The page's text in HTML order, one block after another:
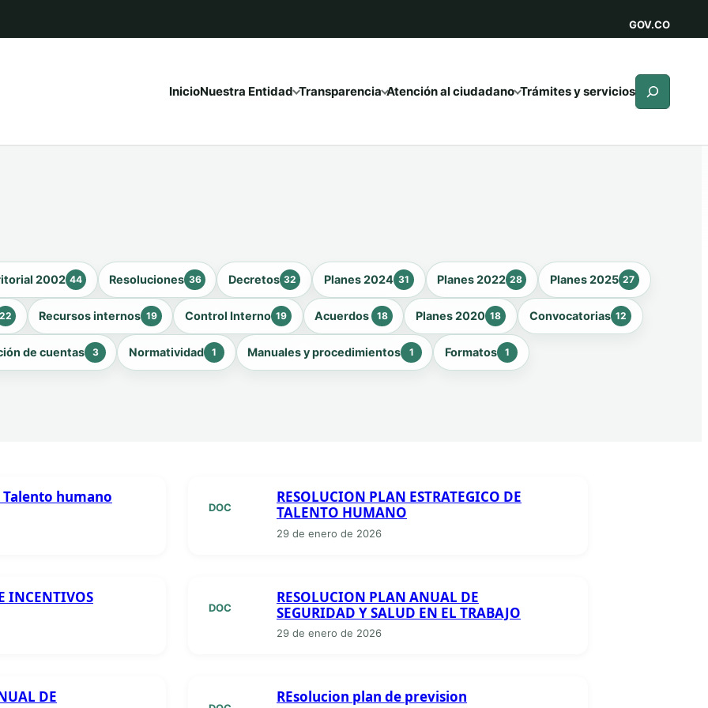
GOV.CO
InicioNuestra Entidad Transparencia Atención al ciudadano Trámites y servicios Buscar
2002 44 Resoluciones 36 Decretos 32 Planes 2024 31 Planes 2022 28 Planes 2025 27
Recursos internos 19 Control Interno 19 Acuerdos 18 Planes 2020 18 Convocatorias 12
de cuentas 3 Normatividad 1 Manuales y procedimientos 1 Formatos 1
humano
DOC
RESOLUCION PLAN ESTRATEGICO DE
TALENTO HUMANO
29 de enero de 2026
INCENTIVOS
DOC
RESOLUCION PLAN ANUAL DE
SEGURIDAD Y SALUD EN EL TRABAJO
29 de enero de 2026
DE REsolucion plan de prevision